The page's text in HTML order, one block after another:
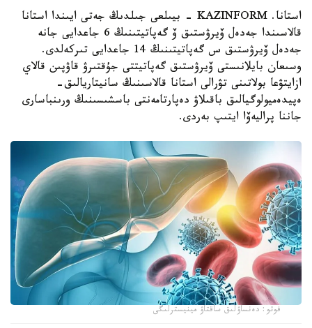
استانا. KAZINFORM - بيىلعى جىلدىڭ جەتى ايىندا استانا
قالاسىندا جەدەل ۆيرۋستىق ۆ گەپاتيتىنىڭ 6 جاعدايى جانە
جەدەل ۆيرۋستىق س گەپاتيتىنىڭ 14 جاعدايى تىركەلدى.
وسىعان بايلانىستى ۆيرۋستىق گەپاتيتتى جۇقتىرۋ قاۋپىن قالاي
ازايتۋعا بولاتىنى تۋرالى استانا قالاسىنىڭ سانيتاريالىق-
ەپيدەميولوگيالىق باقىلاۋ دەپارتامەنتى باسشىسىنىڭ ورىنباسارى
جاننا پراليەۆا ايتىپ بەردى.
فوتو: دەنساۋلىق ساقتاۋ مينيسترلىگى